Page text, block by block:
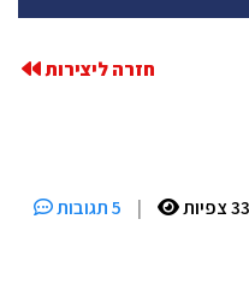
חזרה ליצירות
|
5 תגובות